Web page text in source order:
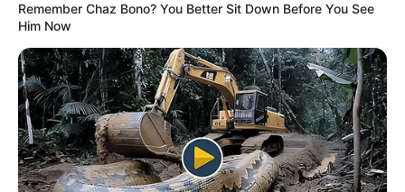
Remember Chaz Bono? You Better Sit Down Before You See
Him Now